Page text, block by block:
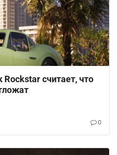
считает, что
0